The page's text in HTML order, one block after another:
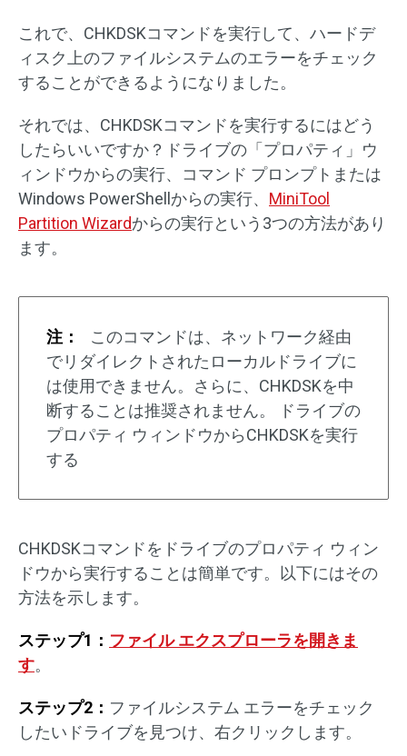
これで、CHKDSKコマンドを実行して、ハードデ
ィスク上のファイルシステムのエラーをチェック
することができるようになりました。
それでは、CHKDSKコマンドを実行するにはどう
したらいいですか？ドライブの「プロパティ」ウ
ィンドウからの実行、コマンド プロンプトまたは
Windows PowerShellからの実行、 MiniTool
Partition Wizardからの実行という3つの方法があり
ます。
注：
このコマンドは、ネットワーク経由
でリダイレクトされたローカルドライブに
は使用できません。さらに、CHKDSKを中
断することは推奨されません。 ドライブの
プロパティ ウィンドウからCHKDSKを実行
する
CHKDSKコマンドをドライブのプロパティ ウィン
ドウから実行することは簡単です。以下にはその
方法を示します。
ステップ1： ファイル エクスプローラを開きま
す。
ステップ2： ファイルシステム エラーをチェック
したいドライブを見つけ、右クリックします。